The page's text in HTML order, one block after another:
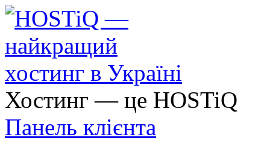
Хостинг — це HOSTiQ
Панель клієнта